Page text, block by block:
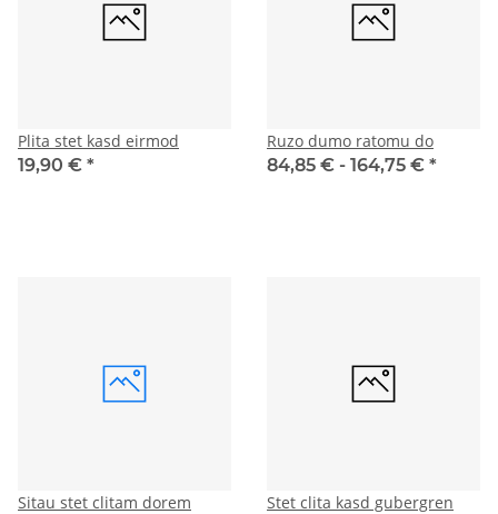
Plita stet kasd eirmod
19,90 € *
Ruzo dumo ratomu do
84,85 € - 164,75 € *
Sitau stet clitam dorem
Stet clita kasd gubergren